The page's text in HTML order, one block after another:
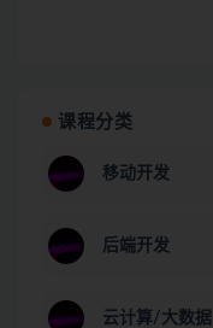
课程分类
移动开发
后端开发
云计算/大数据